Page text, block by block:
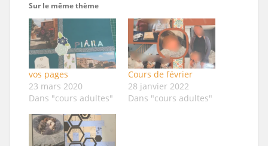
Sur le même thème
vos pages
23 mars 2020
Dans "cours adultes"
Cours de février
28 janvier 2022
Dans "cours adultes"